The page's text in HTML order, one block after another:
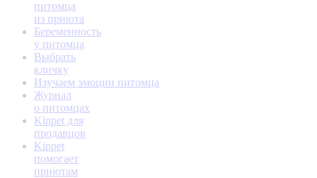
питомца
из приюта
Беременность
у питомца
Выбрать
кличку
Изучаем эмоции питомца
Журнал
о питомцах
Kinpet для
продавцов
Kinpet
помогает
приютам